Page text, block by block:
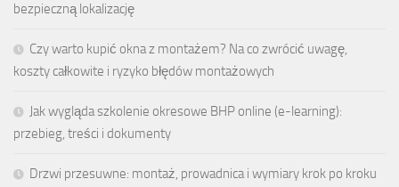
bezpieczną lokalizację
Czy warto kupić okna z montażem? Na co zwrócić uwagę,
koszty całkowite i ryzyko błędów montażowych
Jak wygląda szkolenie okresowe BHP online (e-learning):
przebieg, treści i dokumenty
Drzwi przesuwne: montaż, prowadnica i wymiary krok po kroku